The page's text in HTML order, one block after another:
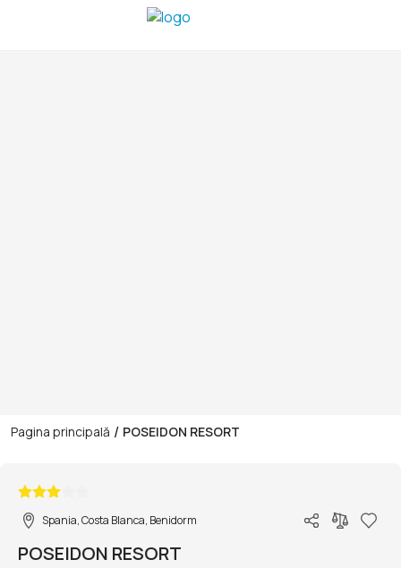
Pagina principală / POSEIDON RESORT
Spania, Costa Blanca, Benidorm
POSEIDON RESORT